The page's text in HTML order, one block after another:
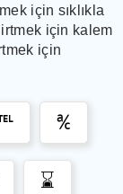
için sıklıkla
için kalem
için
℀
⌛